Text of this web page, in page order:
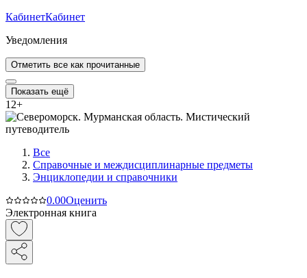
КабинетКабинет
Уведомления
Отметить все как прочитанные
Показать ещё
12+
Все
Справочные и междисциплинарные предметы
Энциклопедии и справочники
0.00Оценить
Электронная книга